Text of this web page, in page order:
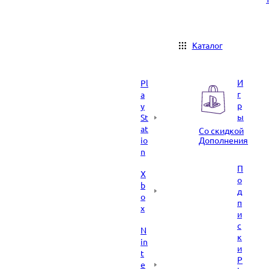
Каталог
Pl
a
y
St
at
io
n
X
b
o
x
N
in
t
e
И
г
р
ы
Со скидкой
Дополнения
П
о
д
п
и
с
к
и
P